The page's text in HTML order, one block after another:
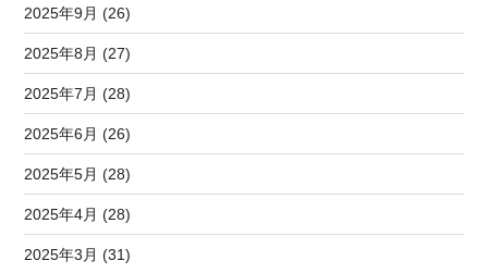
2025年9月 (26)
2025年8月 (27)
2025年7月 (28)
2025年6月 (26)
2025年5月 (28)
2025年4月 (28)
2025年3月 (31)